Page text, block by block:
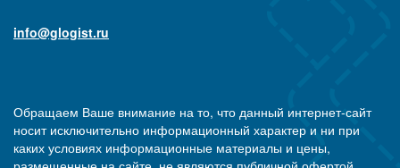
info@glogist.ru
Обращаем Ваше внимание на то, что данный интернет-сайт
носит исключительно информационный характер и ни при
каких условиях информационные материалы и цены,